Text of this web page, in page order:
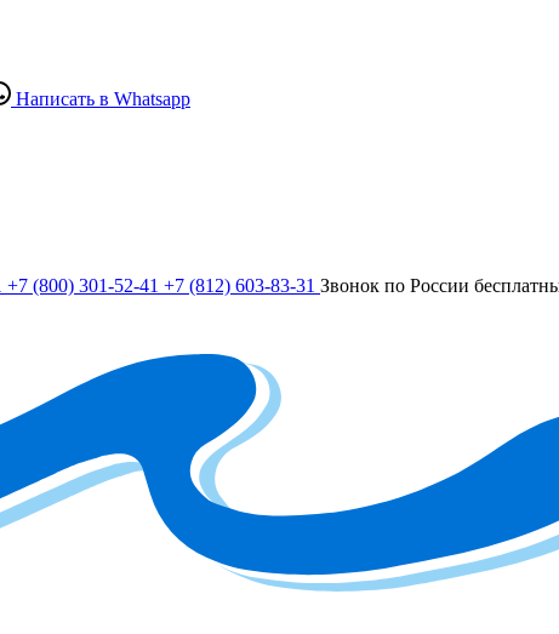
Написать в Whatsapp
+7 (800) 301-52-41 +7 (812) 603-83-31 Звонок по России